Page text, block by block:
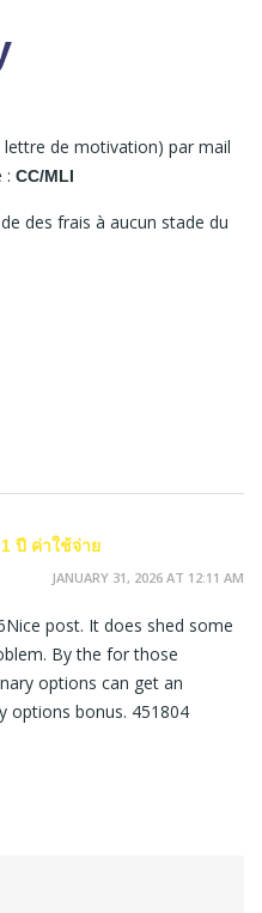
lettre de motivation) par mail
: CC/MLI
des frais à aucun stade du
ปี ค่าใช้จ่าย
JANUARY 31, 2026 AT 12:11 AM
post. It does shed some
By the for those
options can get an
options bonus. 451804